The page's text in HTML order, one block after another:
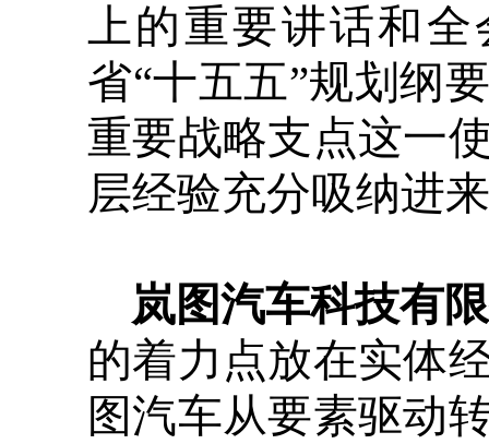
上的重要讲话和
省“十五五”规划纲
重要战略支点这一
层经验充分吸纳进
岚图汽车科技有
的着力点放在实体
图汽车从要素驱动